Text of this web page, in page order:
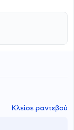
Κλείσε ραντεβού